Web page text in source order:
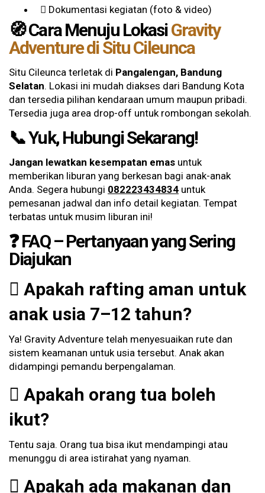
Dokumentasi kegiatan (foto & video)
🧭 Cara Menuju LokasiGravity
Adventure di Situ Cileunca
Situ Cileunca terletak di Pangalengan, Bandung
Selatan. Lokasi ini mudah diakses dari Bandung Kota
dan tersedia pilihan kendaraan umum maupun pribadi.
Tersedia juga area drop-off untuk rombongan sekolah.
📞 Yuk, Hubungi Sekarang!
Jangan lewatkan kesempatan emas untuk
memberikan liburan yang berkesan bagi anak-anak
Anda. Segera hubungi 082223434834 untuk
pemesanan jadwal dan info detail kegiatan. Tempat
terbatas untuk musim liburan ini!
❓ FAQ – Pertanyaan yang Sering
Diajukan
Apakah rafting aman untuk
anak usia 7–12 tahun?
Ya! Gravity Adventure telah menyesuaikan rute dan
sistem keamanan untuk usia tersebut. Anak akan
didampingi pemandu berpengalaman.
Apakah orang tua boleh
ikut?
Tentu saja. Orang tua bisa ikut mendampingi atau
menunggu di area istirahat yang nyaman.
Apakah ada makanan dan